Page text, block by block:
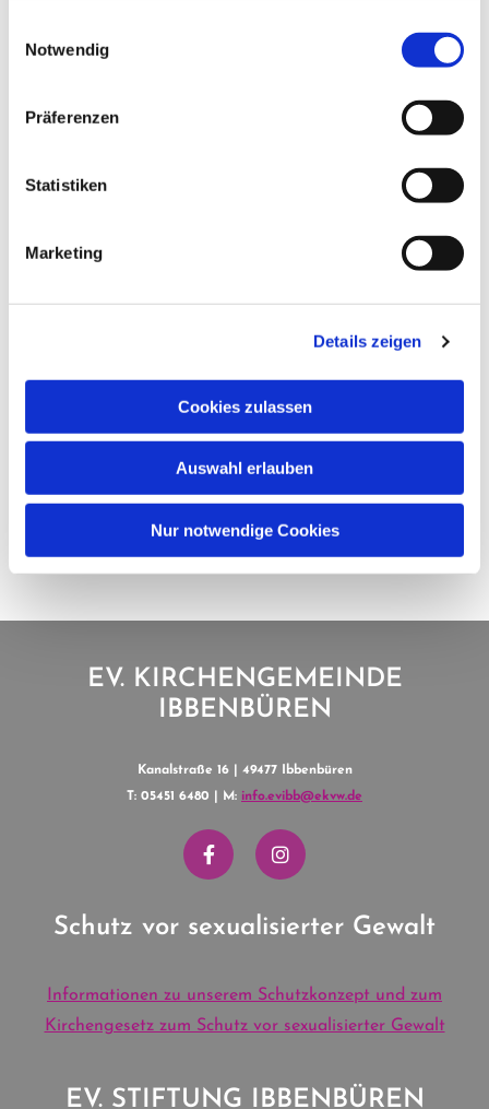
Notwendig
Präferenzen
Statistiken
Marketing
Details zeigen
Cookies zulassen
Auswahl erlauben
Nur notwendige Cookies
EV. KIRCHENGEMEINDE
IBBENBÜREN
Kanalstraße 16 | 49477 Ibbenbüren
T: 05451 6480 | M: info.evibb@ekvw.de
Schutz vor sexualisierter Gewalt
Informationen zu unserem Schutzkonzept und zum
Kirchengesetz zum Schutz vor sexualisierter Gewalt
EV. STIFTUNG IBBENBÜREN